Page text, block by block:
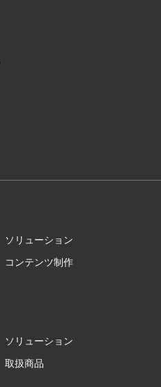
ソリューション
コンテンツ制作
ソリューション
取扱商品